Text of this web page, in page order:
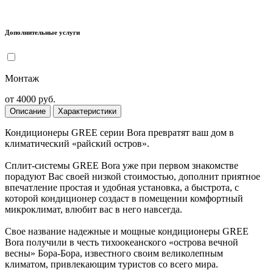
Дополнительные услуги
Монтаж
от 4000 руб.
Описание Характеристики
Кондиционеры GREE серии Bora превратят ваш дом в
климатический «райский остров».
Сплит-системы GREE Bora уже при первом знакомстве
порадуют Вас своей низкой стоимостью, дополнит приятное
впечатление простая и удобная установка, а быстрота, с
которой кондиционер создаст в помещении комфортный
микроклимат, влюбит вас в него навсегда.
Свое название надежные и мощные кондиционеры GREE
Bora получили в честь тихоокеанского «острова вечной
весны» Бора-Бора, известного своим великолепным
климатом, привлекающим туристов со всего мира.